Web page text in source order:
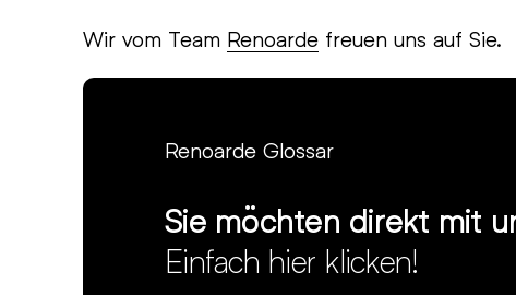
Wir vom Team Renoarde freuen uns auf Sie.
Renoarde Glossar
Sie möchten direkt mit
Einfach hier klicken!